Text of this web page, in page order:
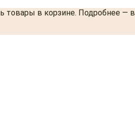
товары в корзине. Подробнее — в